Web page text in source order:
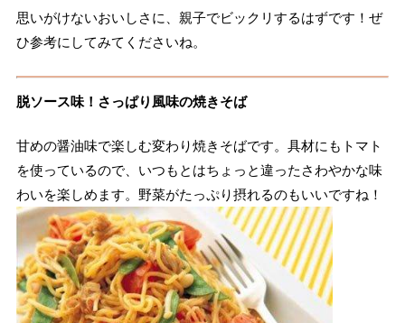
思いがけないおいしさに、親子でビックリするはずです！ぜ
ひ参考にしてみてくださいね。
脱ソース味！さっぱり風味の焼きそば
甘めの醤油味で楽しむ変わり焼きそばです。具材にもトマト
を使っているので、いつもとはちょっと違ったさわやかな味
わいを楽しめます。野菜がたっぷり摂れるのもいいですね！